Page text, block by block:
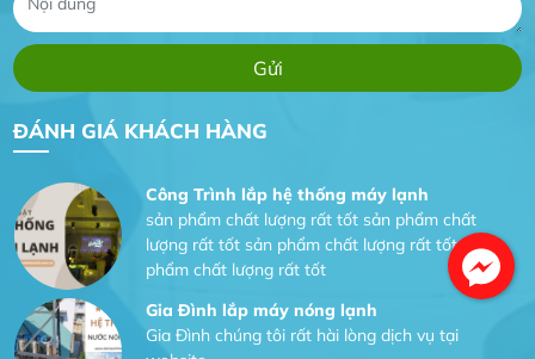
ĐÁNH GIÁ KHÁCH HÀNG
Dịch vụ MoTor
Công Trình lắp hệ thống máy lạnh
sản phẩm chất lượng rất tốt sản phẩm chất
lượng rất tốt sản phẩm chất lượng rất tốt sản
phẩm chất lượng rất tốt
Gia Đình lắp máy nóng lạnh
Gia Đình chúng tôi rất hài lòng dịch vụ tại